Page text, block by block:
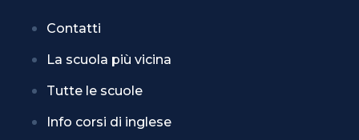
Contatti
La scuola più vicina
Tutte le scuole
Info corsi di inglese